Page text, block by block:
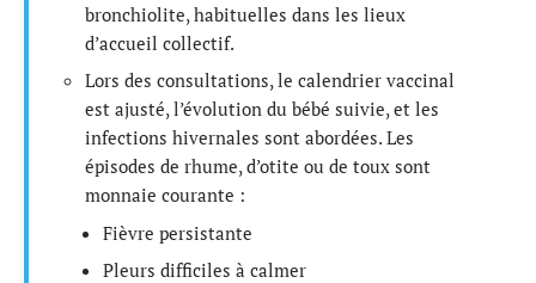
bronchiolite, habituelles dans les lieux
d’accueil collectif.
Lors des consultations, le calendrier vaccinal
est ajusté, l’évolution du bébé suivie, et les
infections hivernales sont abordées. Les
épisodes de rhume, d’otite ou de toux sont
monnaie courante :
Fièvre persistante
Pleurs difficiles à calmer